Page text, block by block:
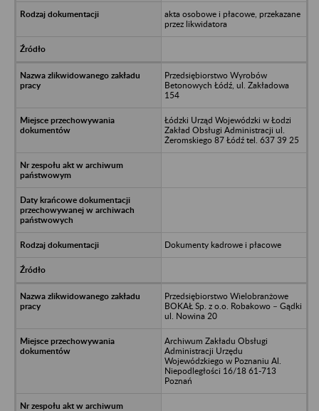
akta osobowe i płacowe, przekazane
przez likwidatora
Przedsiębiorstwo Wyrobów
Betonowych Łódź, ul. Zakładowa
154
Łódzki Urząd Wojewódzki w Łodzi
Zakład Obsługi Administracji ul.
Żeromskiego 87 Łódź tel. 637 39 25
Dokumenty kadrowe i płacowe
Przedsiębiorstwo Wielobranżowe
BOKAŁ Sp. z o.o. Robakowo – Gądki
ul. Nowina 20
Archiwum Zakładu Obsługi
Administracji Urzędu
Wojewódzkiego w Poznaniu Al.
Niepodległości 16/18 61-713
Poznań